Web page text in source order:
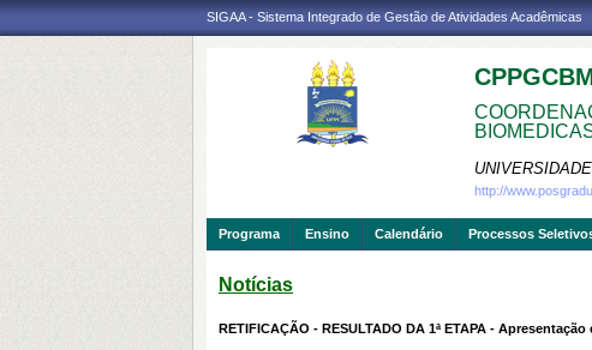
SIGAA - Sistema Integrado de Gestão de Atividades Acadêmicas
http://
Programa Ensino Calendário Processos
Notícias
RETIFICAÇÃO - RESULTADO DA 1ª ETAPA -